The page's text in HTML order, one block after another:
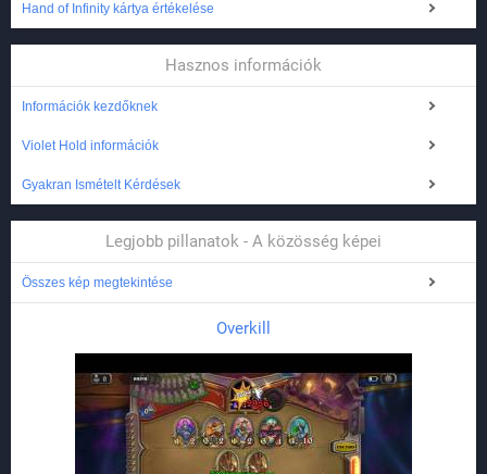
Hand of Infinity kártya értékelése
Hasznos információk
Információk kezdőknek
Violet Hold információk
Gyakran Ismételt Kérdések
Legjobb pillanatok - A közösség képei
Összes kép megtekintése
Overkill